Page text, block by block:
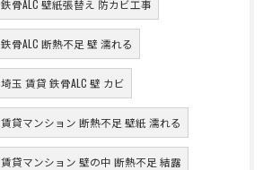
鉄骨ALC 壁紙張替え 防カビ工事
鉄骨ALC 断熱不足 壁 濡れる
埼玉 賃貸 鉄骨ALC 壁 カビ
賃貸マンション 断熱不足 壁紙 濡れる
賃貸マンション 壁の中 断熱不足 結露